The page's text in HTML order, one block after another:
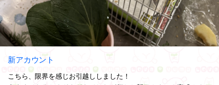
新アカウント
こちら、限界を感じお引越ししました！